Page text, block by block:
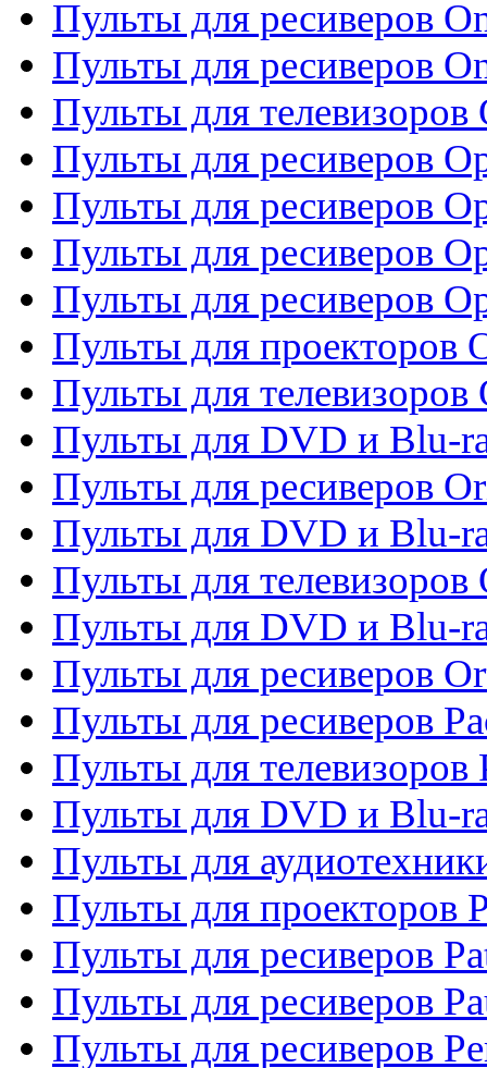
Пульты для ресиверов
Пульты для ресиверов
Пульты для телевизоров
Пульты для ресиверов
Пульты для ресиверов
Пульты для ресиверов
Пульты для ресиверов
Пульты для проекторов
Пульты для телевизоров
Пульты для DVD и Blu-
Пульты для ресиверов
Пульты для DVD и Blu-
Пульты для телевизоров
Пульты для DVD и Blu-
Пульты для ресиверов
Пульты для ресиверов
Пульты для телевизоров
Пульты для DVD и Blu-
Пульты для
Пульты для проекторов
Пульты для ресиверов
Пульты для ресиверов
Пульты для ресиверов